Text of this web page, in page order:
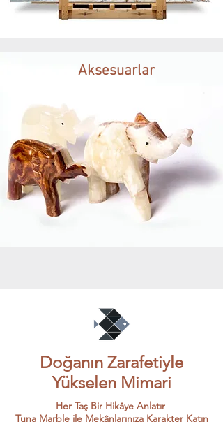
Aksesuarlar
Doğanın Zarafetiyle
Yükselen Mimari
Her Taş Bir Hikâye Anlatır
Tuna Marble ile Mekânlarınıza Karakter Katın